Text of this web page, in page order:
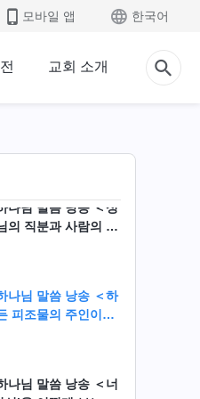
모바일 앱 한국어
교회 소개
님의 ‘계시’를 받을
님을 흡족게 할 수
나님 말씀 낭송 ＜성
의 직분과 사람의 본
나님 말씀 낭송 ＜하
피조물의 주인이다
나님 말씀 낭송 ＜너